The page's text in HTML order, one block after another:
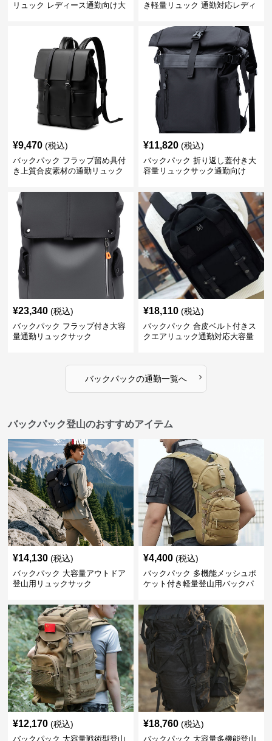
リュック レディース通勤向け大
き軽量リュック 通勤対応レディ
¥9,470 (税込)
バックパック フラップ留め具付
き上質合皮素材の通勤リュック
¥11,820 (税込)
バックパック 折り返し蓋付き大
容量リュックサック通勤向け
¥23,340 (税込)
バックパック フラップ付き大容
量通勤リュックサック
¥18,110 (税込)
バックパック 合皮ベルト付きス
クエアリュック通勤対応大容量
バックパックの通勤一覧へ ›
バックパック登山のおすすめアイテム
¥14,130 (税込)
バックパック 大容量アウトドア
登山用リュックサック
¥4,400 (税込)
バックパック 多機能メッシュポ
ケット付き軽量登山用バックパ
¥12,170 (税込)
バックパック 大容量戦術型登山
¥18,760 (税込)
バックパック 大容量多機能登山